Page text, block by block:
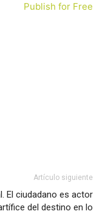
Publish for Free
Artículo siguiente
El ciudadano es actor
del destino en lo